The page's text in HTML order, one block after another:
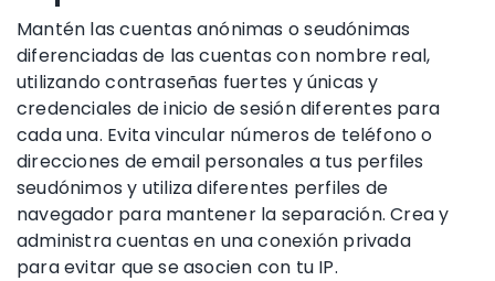
Mantén las cuentas anónimas o seudónimas
diferenciadas de las cuentas con nombre real,
utilizando contraseñas fuertes y únicas y
credenciales de inicio de sesión diferentes para
cada una. Evita vincular números de teléfono o
direcciones de email personales a tus perfiles
seudónimos y utiliza diferentes perfiles de
navegador para mantener la separación. Crea y
administra cuentas en una conexión privada
para evitar que se asocien con tu IP.